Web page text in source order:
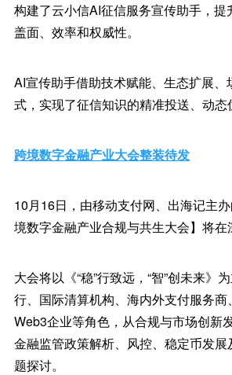
构建了云小信AI征信服务宣传助手，提
盖面、效率和权威性。
AI宣传助手借助技术赋能、生态扩展、
式，实现了征信知识的精准投送、动态
跨境数字金融产业大会整装待发
10月16日，由移动支付网、出海记主
境数字金融产业合规与共生大会】将在
大会将以《“稳”行致远，“智”创未来》
行、国际清算机构、海内外支付服务商
Web3企业等角色，从合规与市场创新
金融监管政策解析、风控、稳定币发
题探讨。